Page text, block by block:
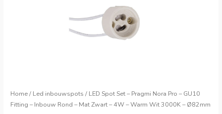
Home/ Led inbouwspots / LED Spot Set – Pragmi Nora Pro – GU10
Fitting – Inbouw Rond – Mat Zwart – 4W – Warm Wit 3000K – Ø82mm